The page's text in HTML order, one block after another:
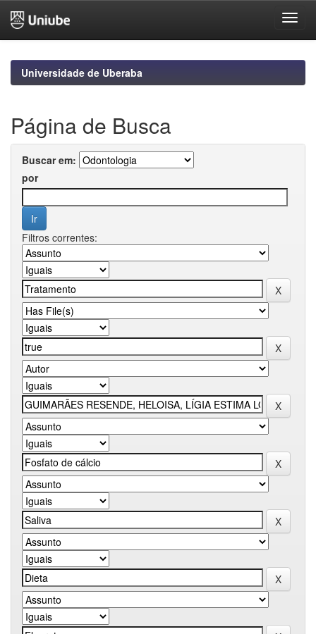
navigationUniversidade de Uberaba
Página de Busca
Buscar em:
por
Filtros correntes: